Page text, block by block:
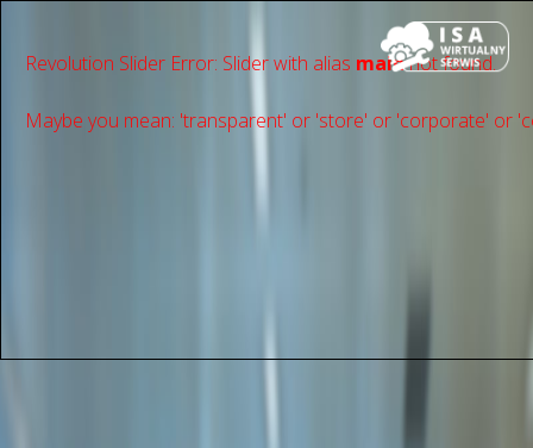
Revolution Slider Error: Slider with alias mainnot found.
Maybe you mean: 'transparent' or 'store' or 'сorporate' or